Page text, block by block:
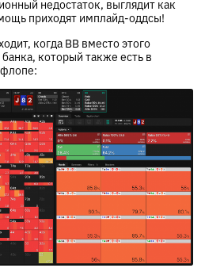
недостаток, выглядит как
приходят имплайд-оддсы!
когда BB вместо этого
который также есть в